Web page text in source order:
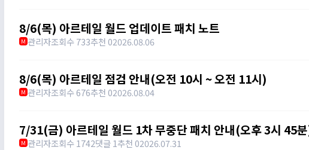
8/6(목) 아르테일 월드 업데이트 패치 노트
M 관리자조회수 733추천 02026.08.06
8/6(목) 아르테일 점검 안내(오전 10시 ~ 오전 11시)
M 관리자조회수 676추천 02026.08.04
7/31(금) 아르테일 월드 1차 무중단 패치 안내(오후 3시 45
M 관리자조회수 1742댓글 1추천 02026.07.31